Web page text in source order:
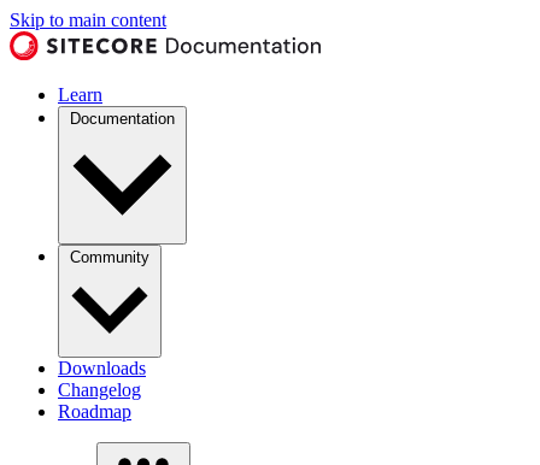
Skip to main content
Learn
Documentation
Community
Downloads
Changelog
Roadmap